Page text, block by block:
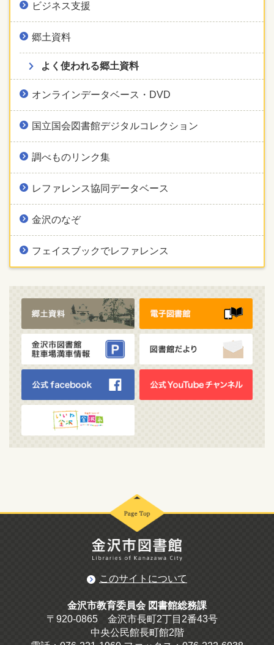
ビジネス支援
郷土資料
よく使われる郷土資料
オンラインデータベース・DVD
国立国会図書館デジタルコレクション
調べものリンク集
レファレンス協同データベース
金沢のなぞ
フェイスブックでレファレンス
このサイトについて
金沢市教育委員会 図書館総務課
〒920-0865 金沢市長町2丁目2番43号
中央公民館長町館2階